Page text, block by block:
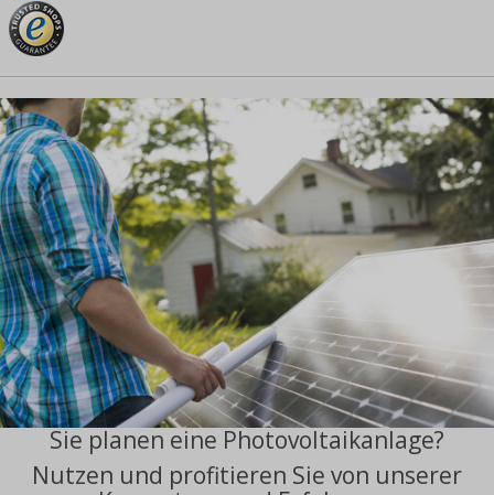
Sie planen eine Photovoltaikanlage?
Nutzen und profitieren Sie von unserer